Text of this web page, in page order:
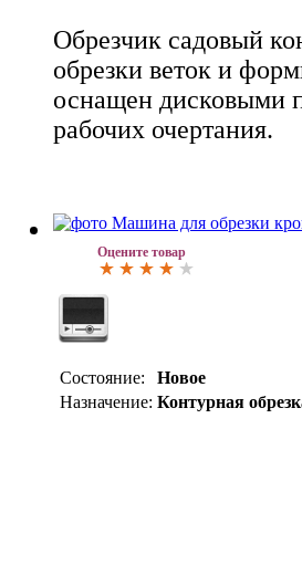
Обрезчик садовый
обрезки веток и
оснащен дисковыми
рабочих очертания.
Оцените товар
Состояние:
Новое
Назначение: Контурная